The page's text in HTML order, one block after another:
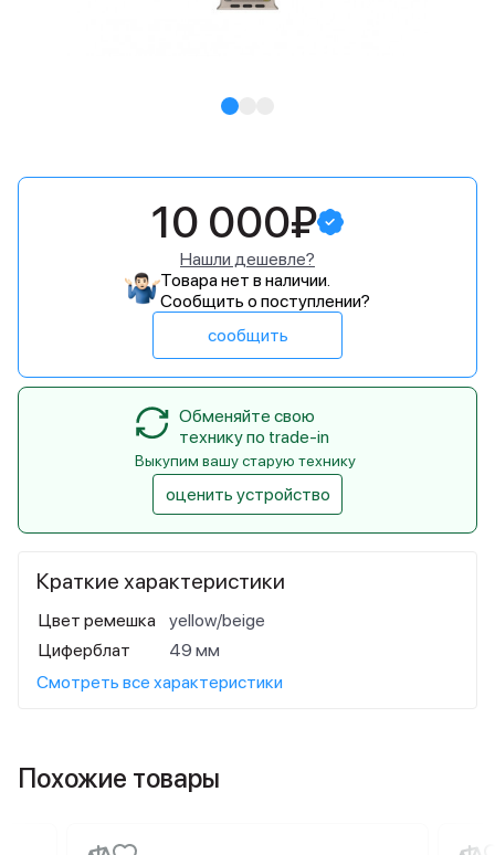
Краткие характеристики
Цвет ремешка
yellow/beige
Циферблат
49 мм
Смотреть все характеристики
10 000₽
Нашли дешевле?
Товара нет в наличии.
Сообщить о поступлении?
сообщить
Обменяйте свою
технику по trade-in
Выкупим вашу старую технику
оценить устройство
Похожие товары